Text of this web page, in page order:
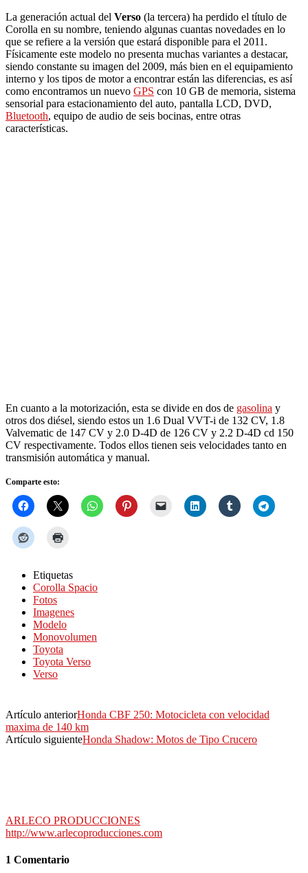
La generación actual del Verso (la tercera) ha perdido el título de
Corolla en su nombre, teniendo algunas cuantas novedades en lo
que se refiere a la versión que estará disponible para el 2011.
Físicamente este modelo no presenta muchas variantes a destacar,
siendo constante su imagen del 2009, más bien en el equipamiento
interno y los tipos de motor a encontrar están las diferencias, es así
como encontramos un nuevo GPS con 10 GB de memoria, sistema
sensorial para estacionamiento del auto, pantalla LCD, DVD,
Bluetooth, equipo de audio de seis bocinas, entre otras
características.
En cuanto a la motorización, esta se divide en dos de gasolina y
otros dos diésel, siendo estos un 1.6 Dual VVT-i de 132 CV, 1.8
Valvematic de 147 CV y 2.0 D-4D de 126 CV y 2.2 D-4D cd 150
CV respectivamente. Todos ellos tienen seis velocidades tanto en
transmisión automática y manual.
Comparte esto:
Etiquetas
Corolla Spacio
Fotos
Imagenes
Modelo
Monovolumen
Toyota
Toyota Verso
Verso
Artículo anteriorHonda CBF 250: Motocicleta con velocidad
maxima de 140 km
Artículo siguienteHonda Shadow: Motos de Tipo Crucero
ARLECO PRODUCCIONES
http://www.arlecoproducciones.com
1 Comentario